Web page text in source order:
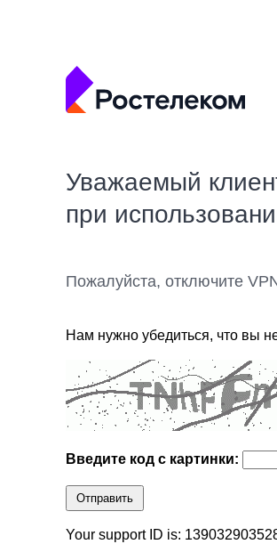
Уважаемый
при
Пожалуйста, отключите
Нам нужно убедиться, что вы
Введите код с картинки:
Отправить
Your support ID is: